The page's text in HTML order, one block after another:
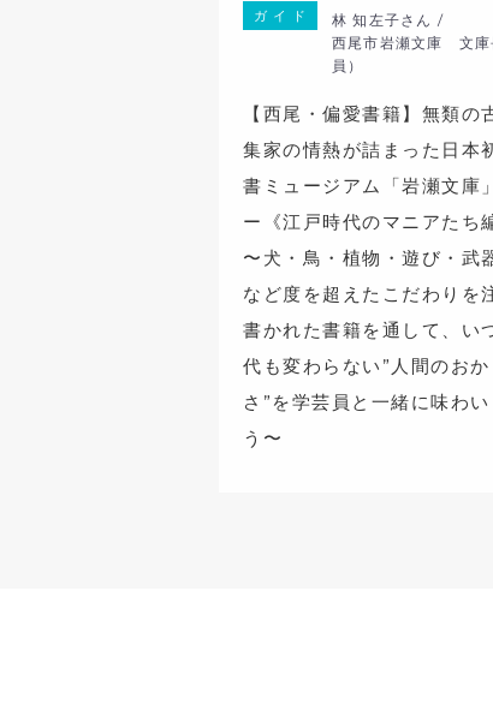
ガ イ ド
林 知左子さん /
西尾市岩瀬文庫 文庫
員）
【西尾・偏愛書籍】無類の
集家の情熱が詰まった日本
書ミュージアム「岩瀬文庫
ー《江戸時代のマニアたち
〜犬・鳥・植物・遊び・武
など度を超えたこだわりを
書かれた書籍を通して、い
代も変わらない”人間のおか
さ”を学芸員と一緒に味わい
う〜